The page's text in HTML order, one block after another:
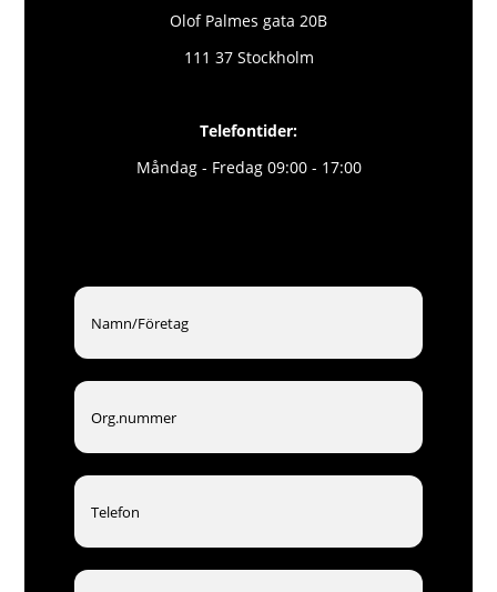
Olof Palmes gata 20B
111 37 Stockholm
Telefontider:
Måndag - Fredag 09:00 - 17:00